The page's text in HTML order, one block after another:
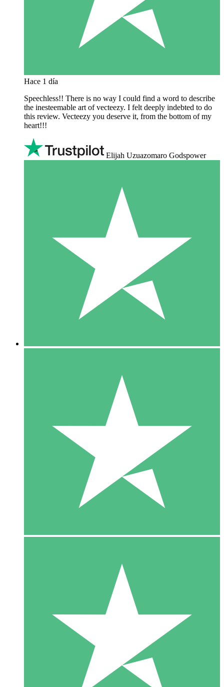
Hace 1 día
Speechless!! There is no way I could find a word to describe
the inesteemable art of vecteezy. I felt deeply indebted to do
this review. Vecteezy you deserve it, from the bottom of my
heart!!!
Elijah Uzuazomaro Godspower